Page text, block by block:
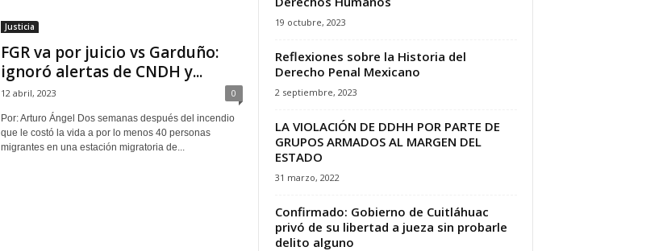
Justicia
FGR va por juicio vs Garduño:
ignoró alertas de CNDH y...
12 abril, 2023 0
Por: Arturo Ángel Dos semanas después del incendio
que le costó la vida a por lo menos 40 personas
migrantes en una estación migratoria de...
19 octubre, 2023
Reflexiones sobre la Historia del
Derecho Penal Mexicano
2 septiembre, 2023
LA VIOLACIÓN DE DDHH POR PARTE DE
GRUPOS ARMADOS AL MARGEN DEL
ESTADO
31 marzo, 2022
Confirmado: Gobierno de Cuitláhuac
privó de su libertad a jueza sin probarle
delito alguno